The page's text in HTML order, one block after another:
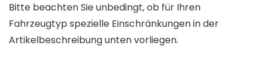
Bitte beachten Sie unbedingt, ob für Ihren
Fahrzeugtyp spezielle Einschränkungen in der
Artikelbeschreibung unten vorliegen.